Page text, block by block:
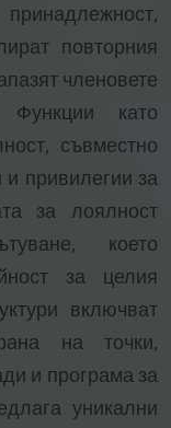
повторния
членовете
като
съвместно
привилегии за
за лоялност
което
за целия
включват
на точки,
и програма за
уникални